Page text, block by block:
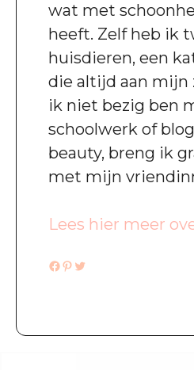
wat met
heeft. Zelf heb ik
huisdieren, een
die altijd aan mijn
ik niet bezig ben
schoolwerk of
beauty, breng ik
met mijn
Lees hier meer
Facebook
Pinterest
Twitter